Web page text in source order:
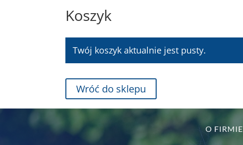
Koszyk
Twój koszyk aktualnie jest pusty.
Wróć do sklepu
O FIRMIE